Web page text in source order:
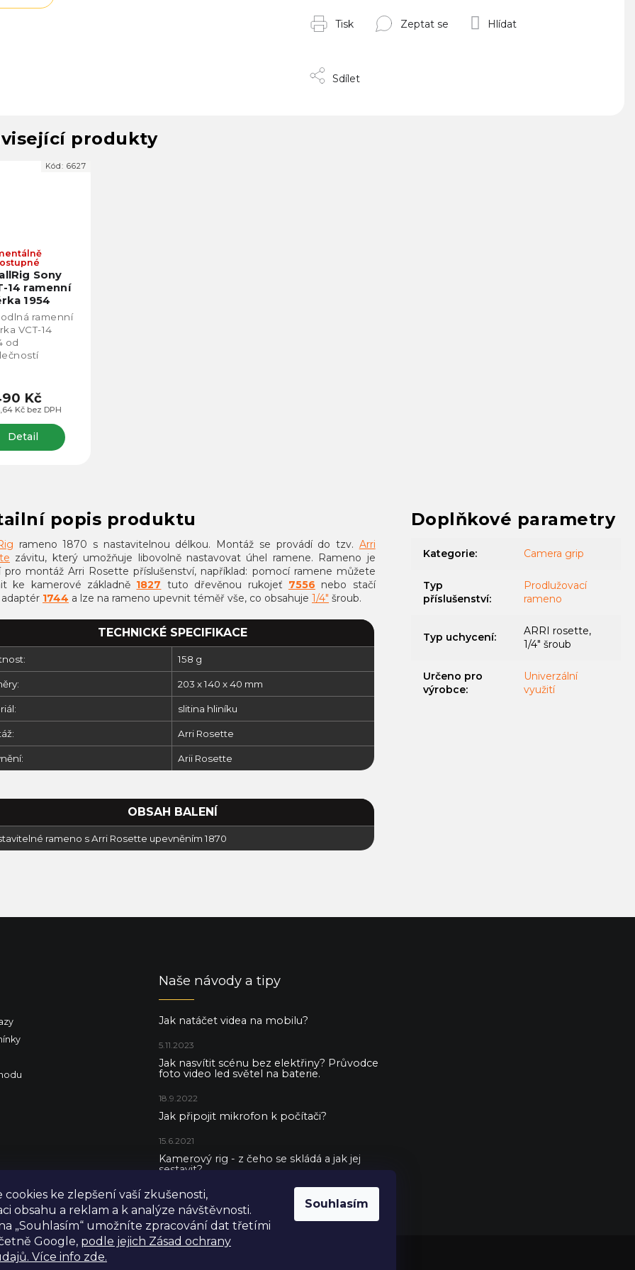
cookies ke zlepšení vaší zkušenosti,
obsahu a reklam a k analýze návštěvnosti.
„Souhlasím“ umožníte zpracování dat třetími
Google, podle jejich Zásad ochrany
Více info zde.
Souhlasím
Tisk Zeptat se Hlídat
Sdílet
produkty
Sony
14 ramenní
1954
Kč bez DPH
Kč
Detail
ramenní
VCT-14
od
Kód: 6627
popis produktu
rameno 1870 s nastavitelnou délkou. Montáž se provádí do tzv. Arri
závitu, který umožňuje libovolně nastavovat úhel ramene. Rameno je
pro montáž Arri Rosette příslušenství, například: pomocí ramene můžete
ke kamerové základně 1827 tuto dřevěnou rukojeť 7556 nebo stačí
1744 a lze na rameno upevnit téměř vše, co obsahuje 1/4" šroub.
TECHNICKÉ SPECIFIKACE
158 g
203 x 140 x 40 mm
slitina hliníku
Arri Rosette
Arii Rosette
OBSAH BALENÍ
rameno s Arri Rosette upevněním 1870
Doplňkové parametry
Kategorie: Camera grip
Typ
příslušenství:
Prodlužovací
rameno
Typ uchycení:
ARRI rosette,
1/4" šroub
Určeno pro
výrobce:
Univerzální
využití
Naše návody a tipy
Jak natáčet videa na mobilu?
5.11.2023
Jak nasvítit scénu bez elektřiny? Průvodce
foto video led světel na baterie.
18.9.2022
Jak připojit mikrofon k počítači?
15.6.2021
Kamerový rig - z čeho se skládá a jak jej
sestavit?
5.5.2021